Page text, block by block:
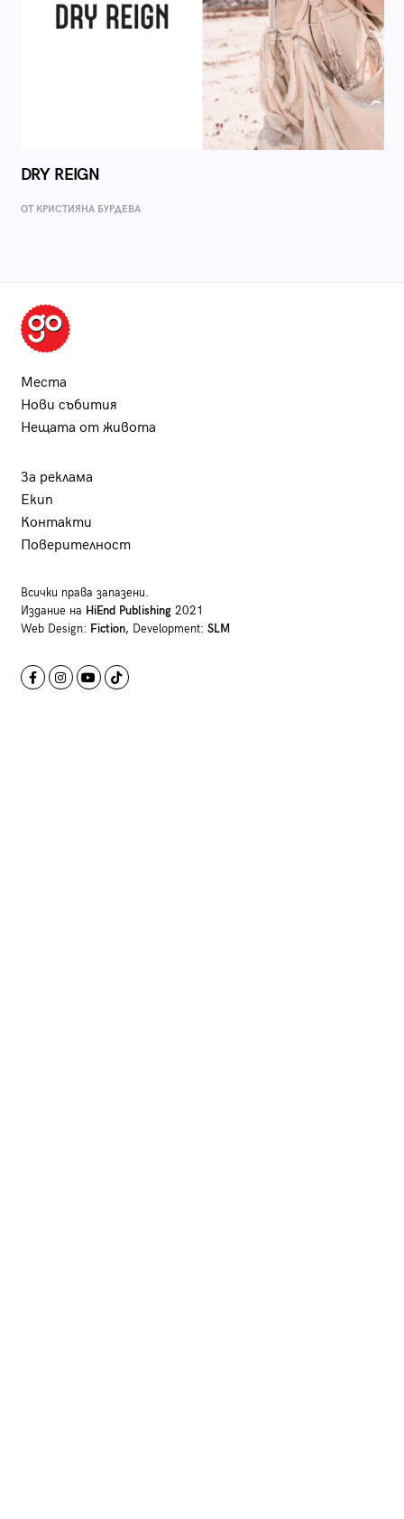
DRY REIGN
ОТ КРИСТИЯНА БУРДЕВА
Места
Нови събития
Нещата от живота
За реклама
Екип
Контакти
Поверителност
Всички права запазени.
Издание на HiEnd Publishing2021
Web Design: Fiction, Development: SLM